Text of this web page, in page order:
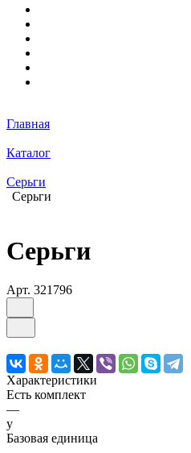
Главная
Каталог
Серьги
Серьги
Серьги
Арт. 321796
Характеристики
Есть комплект
—
y
Базовая единица